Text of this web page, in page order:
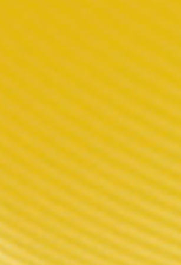
de classe V0 pour bloquer
élevées,
est un